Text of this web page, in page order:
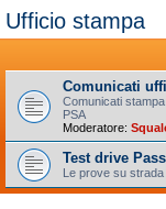
Ufficio stampa
Comunicati
Comunicati
PSA
Moderatore:
Test drive
Le prove su